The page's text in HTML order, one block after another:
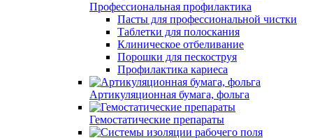
Профессиональная профилактика
Пасты для профессиональной чистки
Таблетки для полоскания
Клиническое отбеливание
Порошки для пескоструя
Профилактика кариеса
Артикуляционная бумага, фольга
Гемостатические препараты